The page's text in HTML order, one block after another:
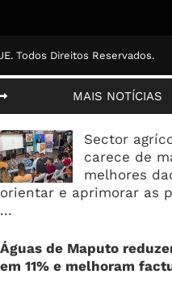
MAIS NOTÍCIAS
Sector
carece de
melhores
orientar e aprimorar as
...
Águas de Maputo
em 11% e melhoram
Todos Direitos Reservados.